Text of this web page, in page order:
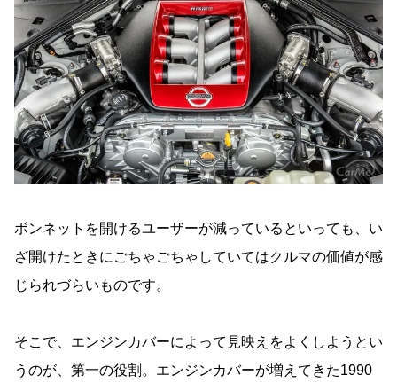
ボンネットを開けるユーザーが減っているといっても、い
ざ開けたときにごちゃごちゃしていてはクルマの価値が感
じられづらいものです。
そこで、エンジンカバーによって見映えをよくしようとい
うのが、第一の役割。エンジンカバーが増えてきた1990